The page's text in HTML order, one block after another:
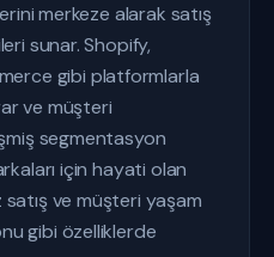
merkeze alarak satış
sunar. Shopify,
gibi platformlarla
ve müşteri
segmentasyon
için hayati olan
ve müşteri yaşam
gibi özelliklerde